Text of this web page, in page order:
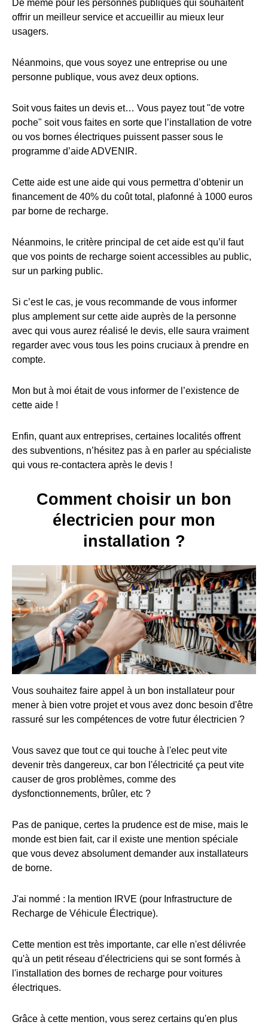
De même pour les personnes publiques qui souhaitent
offrir un meilleur service et accueillir au mieux leur
usagers.
Néanmoins, que vous soyez une entreprise ou une
personne publique, vous avez deux options.
Soit vous faites un devis et… Vous payez tout "de votre
poche" soit vous faites en sorte que l’installation de votre
ou vos bornes électriques puissent passer sous le
programme d’aide ADVENIR.
Cette aide est une aide qui vous permettra d’obtenir un
financement de 40% du coût total, plafonné à 1000 euros
par borne de recharge.
Néanmoins, le critère principal de cet aide est qu’il faut
que vos points de recharge soient accessibles au public,
sur un parking public.
Si c’est le cas, je vous recommande de vous informer
plus amplement sur cette aide auprès de la personne
avec qui vous aurez réalisé le devis, elle saura vraiment
regarder avec vous tous les poins cruciaux à prendre en
compte.
Mon but à moi était de vous informer de l’existence de
cette aide !
Enfin, quant aux entreprises, certaines localités offrent
des subventions, n’hésitez pas à en parler au spécialiste
qui vous re-contactera après le devis !
Comment choisir un bon
électricien pour mon
installation ?
Vous souhaitez faire appel à un bon installateur pour
mener à bien votre projet et vous avez donc besoin d'être
rassuré sur les compétences de votre futur électricien ?
Vous savez que tout ce qui touche à l'elec peut vite
devenir très dangereux, car bon l'électricité ça peut vite
causer de gros problèmes, comme des
dysfonctionnements, brûler, etc ?
Pas de panique, certes la prudence est de mise, mais le
monde est bien fait, car il existe une mention spéciale
que vous devez absolument demander aux installateurs
de borne.
J'ai nommé : la mention IRVE (pour Infrastructure de
Recharge de Véhicule Électrique).
Cette mention est très importante, car elle n'est délivrée
qu'à un petit réseau d'électriciens qui se sont formés à
l'installation des bornes de recharge pour voitures
électriques.
Grâce à cette mention, vous serez certains qu'en plus